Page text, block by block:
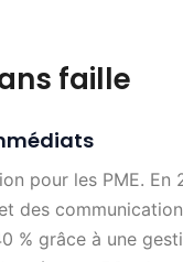
faille
pour les PME.
des
% grâce à une